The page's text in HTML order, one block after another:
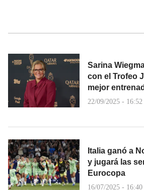
Sarina
con el Trofeo
mejor
22/09/2025 - 16:52
Italia ganó a
y jugará las
Eurocopa
16/07/2025 - 16:40